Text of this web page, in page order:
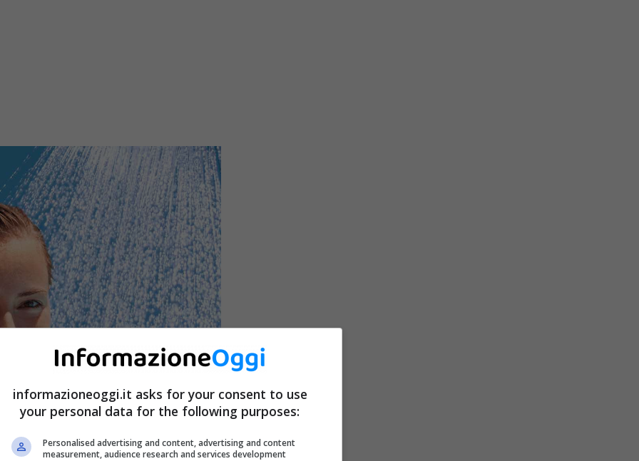
informazioneoggi.it asks for your consent to use
your personal data for the following purposes:
Personalised advertising and content, advertising and content
measurement, audience research and services development